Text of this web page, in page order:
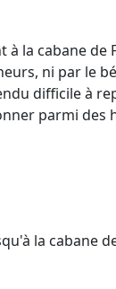
à la cabane de
ni par le
difficile à
parmi des
la cabane